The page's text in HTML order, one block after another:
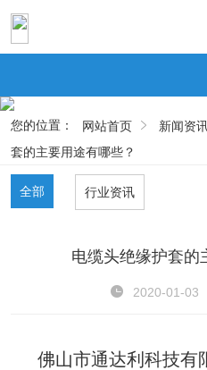
您的位置： 网站首页 新闻资
套的主要用途有哪些？
全部 行业资讯
电缆头绝缘护套的
2020-01-03
佛山市通达利科技有